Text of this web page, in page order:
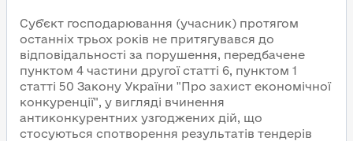
Суб'єкт господарювання (учасник) протягом
останніх трьох років не притягувався до
відповідальності за порушення, передбачене
пунктом 4 частини другої статті 6, пунктом 1
статті 50 Закону України "Про захист економічної
конкуренції", у вигляді вчинення
антиконкурентних узгоджених дій, що
стосуються спотворення результатів тендерів